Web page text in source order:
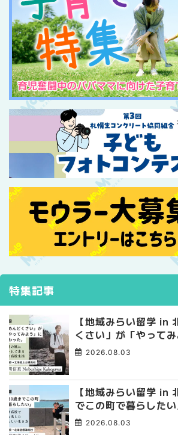
特集記事
【地域みらい留学 in
くさい」が「やって
た。 十勝の風に吹か
2026.08.03
【地域みらい留学 in
でこの町で暮らした
み出した、私らしい生
2026.08.03